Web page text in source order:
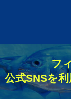
フ
公式SNSを